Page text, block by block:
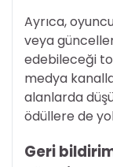
Ayrıca,
veya
edebileceği
medya
alanlarda
ödüllere de
Geri